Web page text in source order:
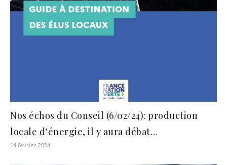
Nos échos du Conseil (6/02/24): production
locale d’énergie, il y aura débat…
14 février 2024